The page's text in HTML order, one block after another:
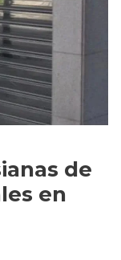
de
en